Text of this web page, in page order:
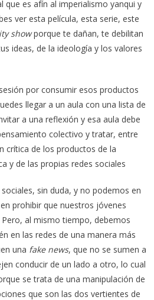
que es afín al imperialismo yanqui y
ver esta película, esta serie, este
showporque te dañan, te debilitan
ideas, de la ideología y los valores
por consumir esos productos
llegar a un aula con una lista de
a una reflexión y esa aula debe
colectivo y tratar, entre
crítica de los productos de la
y de las propias redes sociales
sin duda, y no podemos en
prohibir que nuestros jóvenes
al mismo tiempo, debemos
en las redes de una manera más
una fake news, que no se sumen a
conducir de un lado a otro, lo cual
se trata de una manipulación de
que son las dos vertientes de